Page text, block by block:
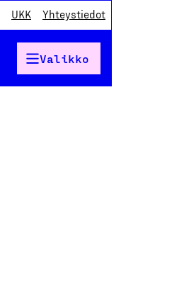
UKK Yhteystiedot
Valikko